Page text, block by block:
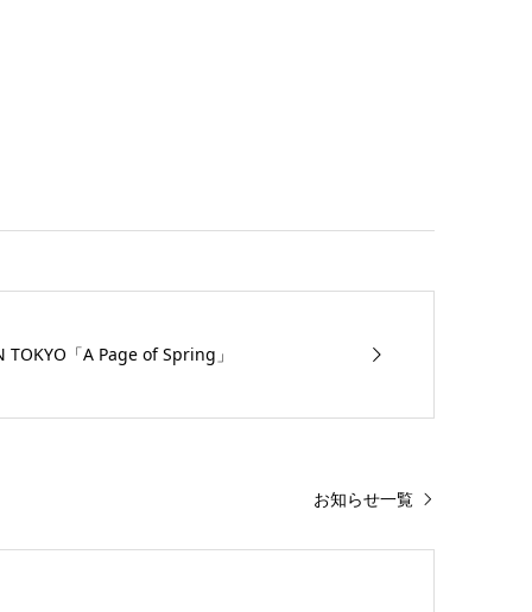
TOKYO「A Page of Spring」
お知らせ一覧